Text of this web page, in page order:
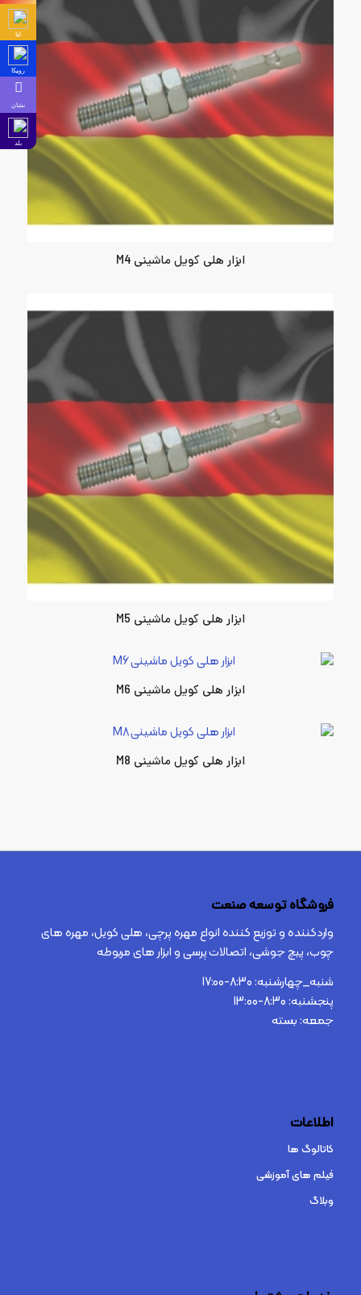
ابزار هلی کویل ماشینی M4
ابزار هلی کویل ماشینی M5
ابزار هلی کویل ماشینی M6
ابزار هلی کویل ماشینی M8
فروشگاه توسعه صنعت
واردکننده و توزیع کننده انواع مهره پرچی، هلی کویل، مهره های
چوب، پیچ جوشی، اتصالات پرسی و ابزار های مربوطه
شنبه_چهارشنبه: 8:30-17:00
پنجشنبه: 8:30-13:00
جمعه: بسته
اطلاعات
کاتالوگ ها
فیلم های آموزشی
وبلاگ
ایتا
روبیکا
نشان
بلد